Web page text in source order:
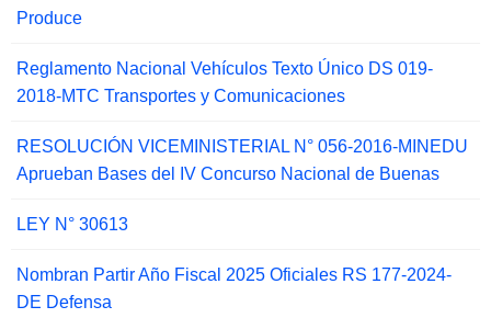
Produce
Reglamento Nacional Vehículos Texto Único DS 019-
2018-MTC Transportes y Comunicaciones
RESOLUCIÓN VICEMINISTERIAL N° 056-2016-MINEDU
Aprueban Bases del IV Concurso Nacional de Buenas
LEY N° 30613
Nombran Partir Año Fiscal 2025 Oficiales RS 177-2024-
DE Defensa